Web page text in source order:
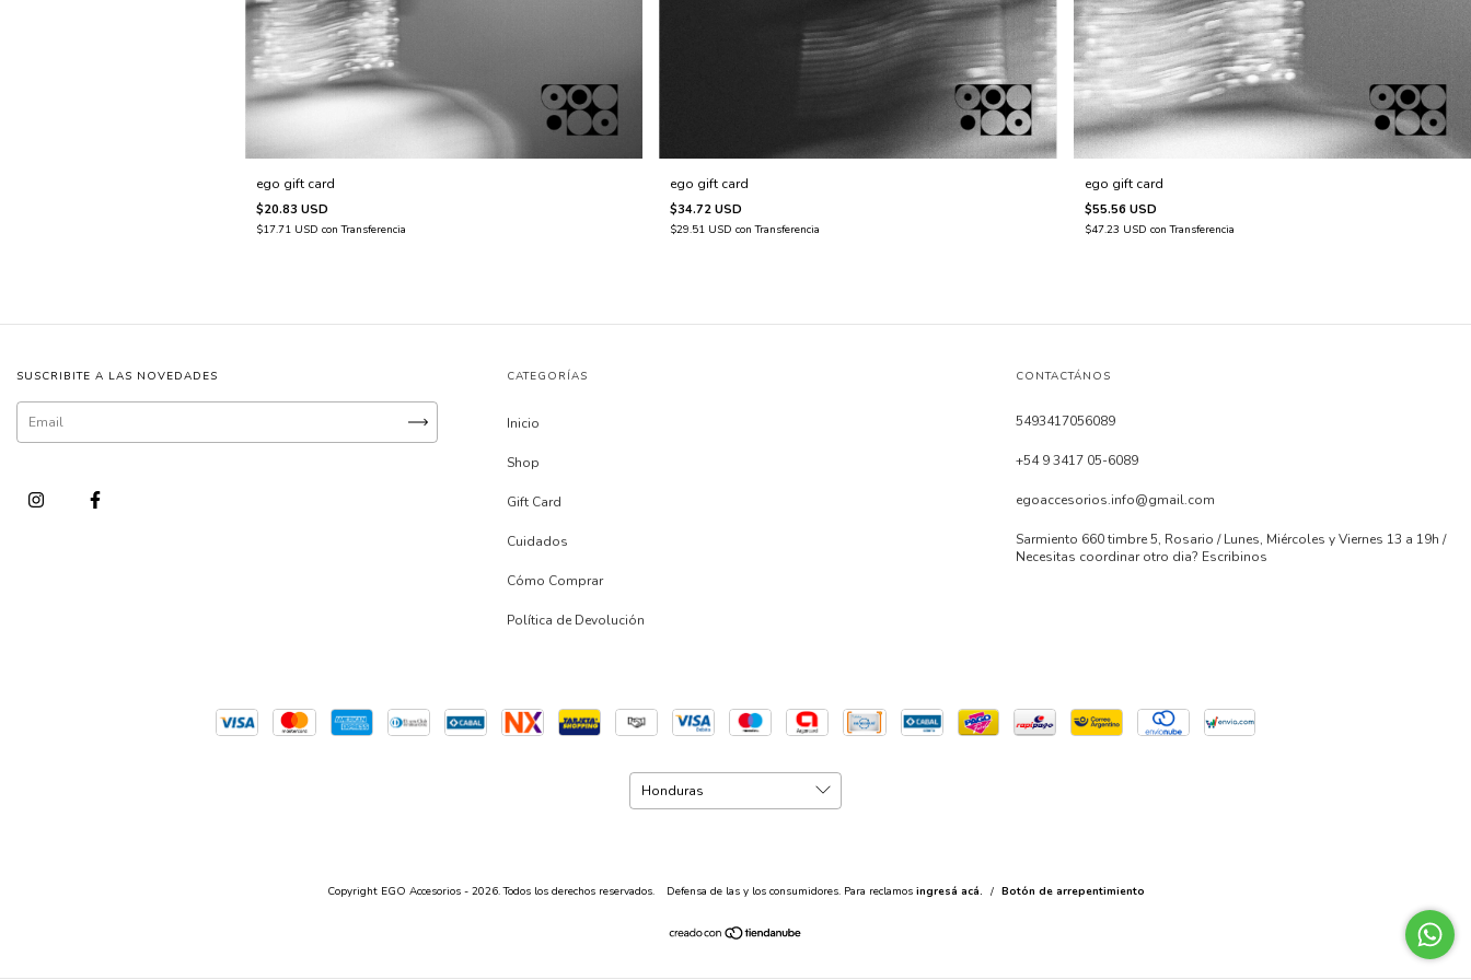
ego gift card
$20.83 USD
$17.71 USD con Transferencia
ego gift card
$34.72 USD
$29.51 USDcon Transferencia
ego gift card
$55.56 USD
$47.23 USD con Transferencia
SUSCRIBITE A LAS NOVEDADES CATEGORÍAS
Inicio
Shop
Gift Card
Cuidados
Cómo Comprar
Política de Devolución
CONTACTÁNOS
5493417056089
+54 9 3417 05-6089
egoaccesorios.info@gmail.com
Sarmiento 660 timbre 5, Rosario / Lunes, Miércoles y Viernes 13 a 19h /
Necesitas coordinar otro dia? Escribinos
Copyright EGO Accesorios - 2026. Todos los derechos reservados. Defensa de las y los consumidores. Para reclamos ingresá acá. / Botón de arrepentimiento